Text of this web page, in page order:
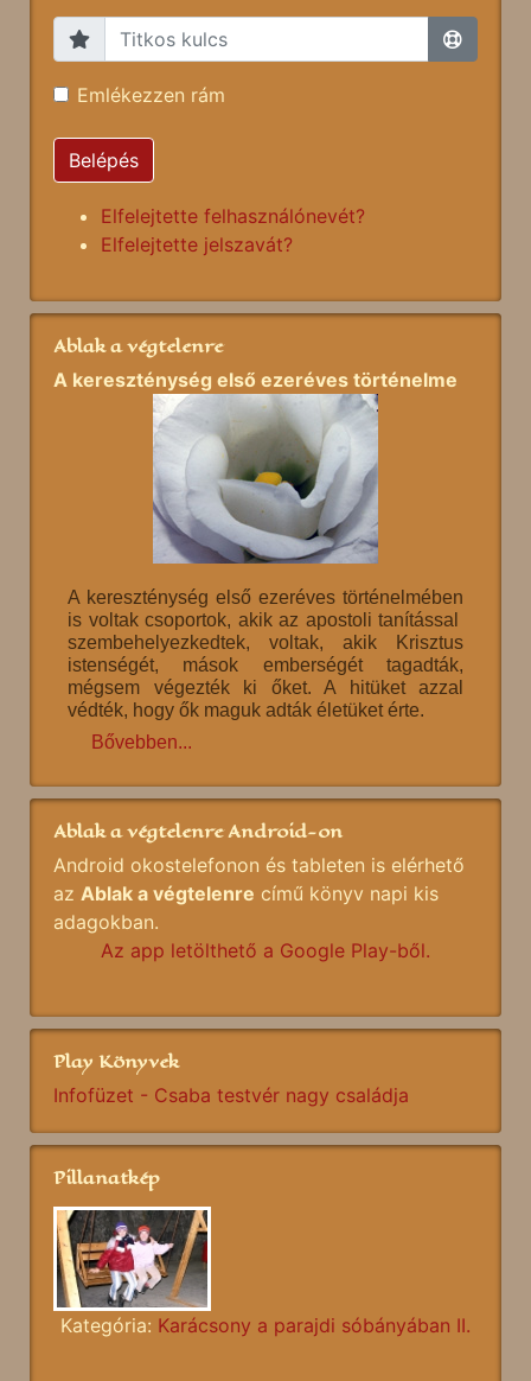
Emlékezzen rám
Belépés
Elfelejtette felhasználónevét?
Elfelejtette jelszavát?
Ablak a végtelenre
A kereszténység első ezeréves történelme
A kereszténység első ezeréves történelmében
is voltak csoportok, akik az apostoli tanítással
szembehelyezkedtek, voltak, akik Krisztus
istenségét, mások emberségét tagadták,
mégsem végezték ki őket. A hitüket azzal
védték, hogy ők maguk adták életüket érte.
Bővebben...
Ablak a végtelenre Android-on
Android okostelefonon és tableten is elérhető
az Ablak a végtelenre című könyv napi kis
adagokban.
Az app letölthető a Google Play-ből.
Play Könyvek
Infofüzet - Csaba testvér nagy családja
Pillanatkép
Kategória: Karácsony a parajdi sóbányában II.